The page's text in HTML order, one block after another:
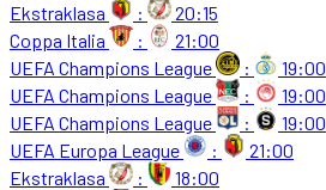
Ekstraklasa
:
20:15
Coppa Italia
:
21:00
UEFA Champions League
:
19:00
UEFA Champions League
:
19:00
UEFA Champions League
:
19:00
UEFA Europa League
:
21:00
Ekstraklasa
:
18:00